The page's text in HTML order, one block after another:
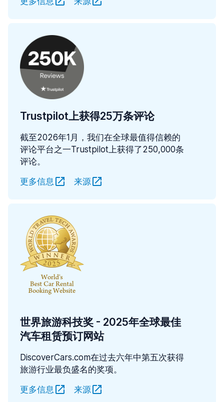
Trustpilot上获得25万条评论
截至2026年1月，我们在全球最值得信赖的
评论平台之一Trustpilot上获得了250,000条
评论。
更多信息
来源
世界旅游科技奖 - 2025年全球最佳
汽车租赁预订网站
DiscoverCars.com在过去六年中第五次获得
旅游行业最负盛名的奖项。
更多信息
来源